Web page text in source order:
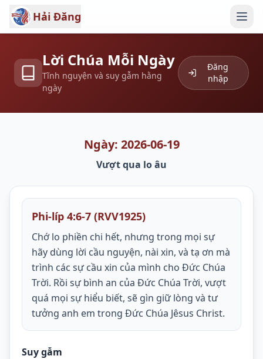
Hải Đăng
Lời Chúa Mỗi Ngày
Tĩnh nguyện và suy gẫm hằng
ngày
Đăng
nhập
Ngày: 2026-06-19
Vượt qua lo âu
Phi-líp 4:6-7 (RVV1925)
Chớ lo phiền chi hết, nhưng trong mọi sự
hãy dùng lời cầu nguyện, nài xin, và tạ ơn mà
trình các sự cầu xin của mình cho Đức Chúa
Trời. Rồi sự bình an của Đức Chúa Trời, vượt
quá mọi sự hiểu biết, sẽ gìn giữ lòng và tư
tưởng anh em trong Đức Chúa Jêsus Christ.
Suy gẫm